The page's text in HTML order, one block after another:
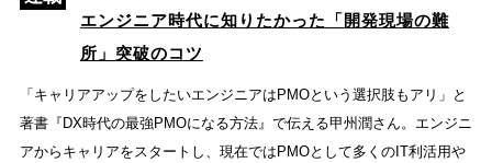
エンジニア時代に知りたかった「開発現場の難
所」突破のコツ
「キャリアアップをしたいエンジニアはPMOという選択肢もアリ」と
著書『DX時代の最強PMOになる方法』で伝える甲州潤さん。エンジニ
アからキャリアをスタートし、現在ではPMOとして多くのIT利活用や